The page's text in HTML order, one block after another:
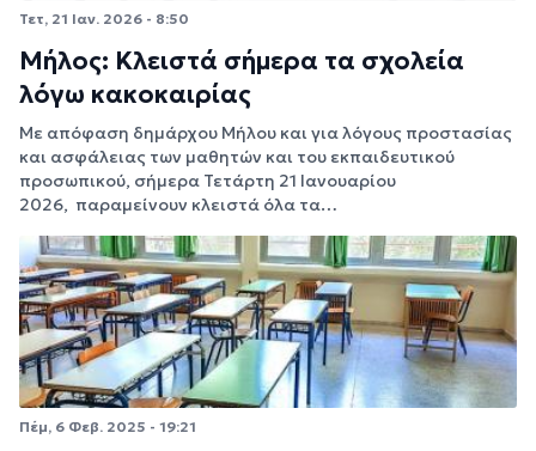
Τετ, 21 Ιαν. 2026 - 8:50
Μήλος: Κλειστά σήμερα τα σχολεία
λόγω κακοκαιρίας
Με απόφαση δημάρχου Μήλου και για λόγους προστασίας
και ασφάλειας των μαθητών και του εκπαιδευτικού
προσωπικού, σήμερα Τετάρτη 21 Ιανουαρίου
2026, παραμείνουν κλειστά όλα τα…
Πέμ, 6 Φεβ. 2025 - 19:21